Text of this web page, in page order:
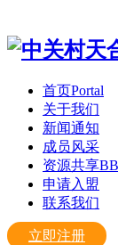
首页Portal
关于我们
新闻通知
成员风采
资源共享
申请入盟
联系我们
立即注册